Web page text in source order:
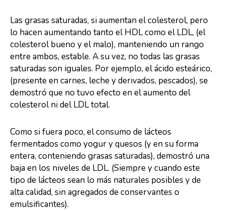
Las grasas saturadas, si aumentan el colesterol, pero
lo hacen aumentando tanto el HDL como el LDL, (el
colesterol bueno y el malo), manteniendo un rango
entre ambos, estable. A su vez, no todas las grasas
saturadas son iguales. Por ejemplo, el ácido esteárico,
(presente en carnes, leche y derivados, pescados), se
demostró que no tuvo efecto en el aumento del
colesterol ni del LDL total.
Como si fuera poco, el consumo de lácteos
fermentados como yogur y quesos (y en su forma
entera, conteniendo grasas saturadas), demostró una
baja en los niveles de LDL. (Siempre y cuando este
tipo de lácteos sean lo más naturales posibles y de
alta calidad, sin agregados de conservantes o
emulsificantes).